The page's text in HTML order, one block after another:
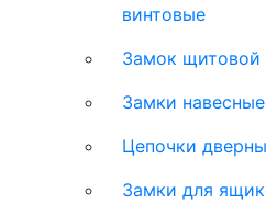
винтовые
Замок щитовой
Замки навесные
Цепочки
Замки для